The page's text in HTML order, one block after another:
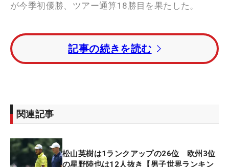
が今季初優勝、ツアー通算18勝目を果たした。
敗れた長野はツアー初優勝がかかっていたが、目前
で涙をのんだ。
が入った。
は「64」を叩き出し、トータル15アンダー・26位
タイで4日間を終えた。
記事の続きを読む
関連記事
松山英樹は1ランクアップの26位 欧州3位
の星野陸也は12人抜き【男子世界ランキン